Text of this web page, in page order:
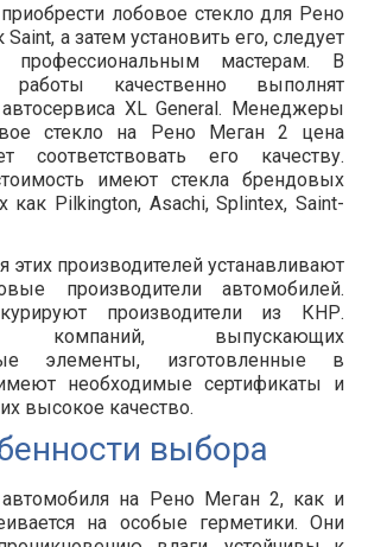
приобрести лобовое стекло для Рено
а затем установить его, следует
профессиональным мастерам. В
качественно выполнят
автосервиса XL General. Менеджеры
стекло на Рено Меган 2 цена
соответствовать его качеству.
имеют стекла брендовых
как Pilkington, Asachi, Splintex, Saint-
этих производителей устанавливают
производители автомобилей.
производители из КНР.
компаний, выпускающих
элементы, изготовленные в
необходимые сертификаты и
высокое качество.
выбора
автомобиля на Рено Меган 2, как и
на особые герметики. Они